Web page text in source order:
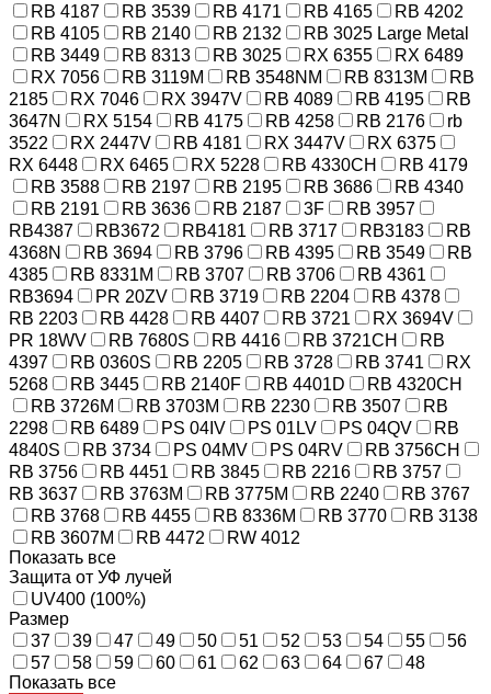
RB 4187
RB 3539 RB 4171 RB 4165
RB 4202
RB 4105
RB 2140 RB 2132
RB 3025 Large Metal
RB 3449
RB 8313 RB 3025 RX 6355
RX 6489
RX 7056
RB 3119M RB 3548NM RB 8313M
RB
2185
RX 7046 RX 3947V RB 4089 RB 4195
RB
3647N
RX 5154 RB 4175 RB 4258 RB 2176
rb
3522
RX 2447V RB 4181 RX 3447V
RX 6375
RX 6448
RX 6465 RX 5228 RB 4330CH
RB 4179
RB 3588
RB 2197 RB 2195 RB 3686
RB 4340
RB 2191
RB 3636 RB 2187 3F
RB 3957
RB4387
RB3672 RB4181 RB 3717 RB3183
RB
4368N
RB 3694 RB 3796 RB 4395 RB 3549
RB
4385
RB 8331M RB 3707 RB 3706
RB 4361
RB3694
PR 20ZV RB 3719 RB 2204
RB 4378
RB 2203
RB 4428 RB 4407 RB 3721
RX 3694V
PR 18WV
RB 7680S RB 4416 RB 3721CH
RB
4397
RB 0360S RB 2205 RB 3728 RB 3741
RX
5268
RB 3445 RB 2140F RB 4401D
RB 4320CH
RB 3726M
RB 3703M RB 2230 RB 3507
RB
2298
RB 6489 PS 04IV PS 01LV PS 04QV
RB
4840S
RB 3734 PS 04MV PS 04RV
RB 3756CH
RB 3756
RB 4451 RB 3845 RB 2216
RB 3757
RB 3637
RB 3763M RB 3775M RB 2240
RB 3767
RB 3768
RB 4455 RB 8336M RB 3770
RB 3138
RB 3607M
RB 4472
RW 4012
Показать все
Защита от УФ лучей
UV400 (100%)
Размер
37
39 47 49 50 51 52 53 54 55
56
57
58 59 60 61 62 63 64 67
48
Показать все